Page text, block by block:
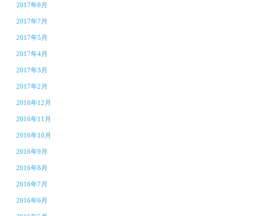
2017年8月
2017年7月
2017年5月
2017年4月
2017年3月
2017年2月
2016年12月
2016年11月
2016年10月
2016年9月
2016年8月
2016年7月
2016年6月